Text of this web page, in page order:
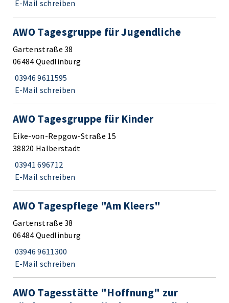
E-Mail schreiben
AWO Tagesgruppe für Jugendliche
Gartenstraße 38
06484 Quedlinburg
03946 9611595
E-Mail schreiben
AWO Tagesgruppe für Kinder
Eike-von-Repgow-Straße 15
38820 Halberstadt
03941 696712
E-Mail schreiben
AWO Tagespflege "Am Kleers"
Gartenstraße 38
06484 Quedlinburg
03946 9611300
E-Mail schreiben
AWO Tagesstätte "Hoffnung" zur